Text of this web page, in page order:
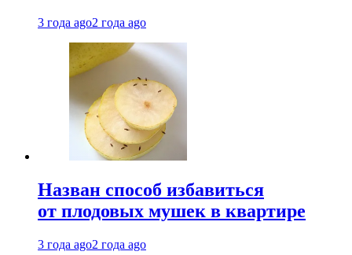
3 года ago2 года ago
Назван способ избавиться
от плодовых мушек в квартире
3 года ago2 года ago